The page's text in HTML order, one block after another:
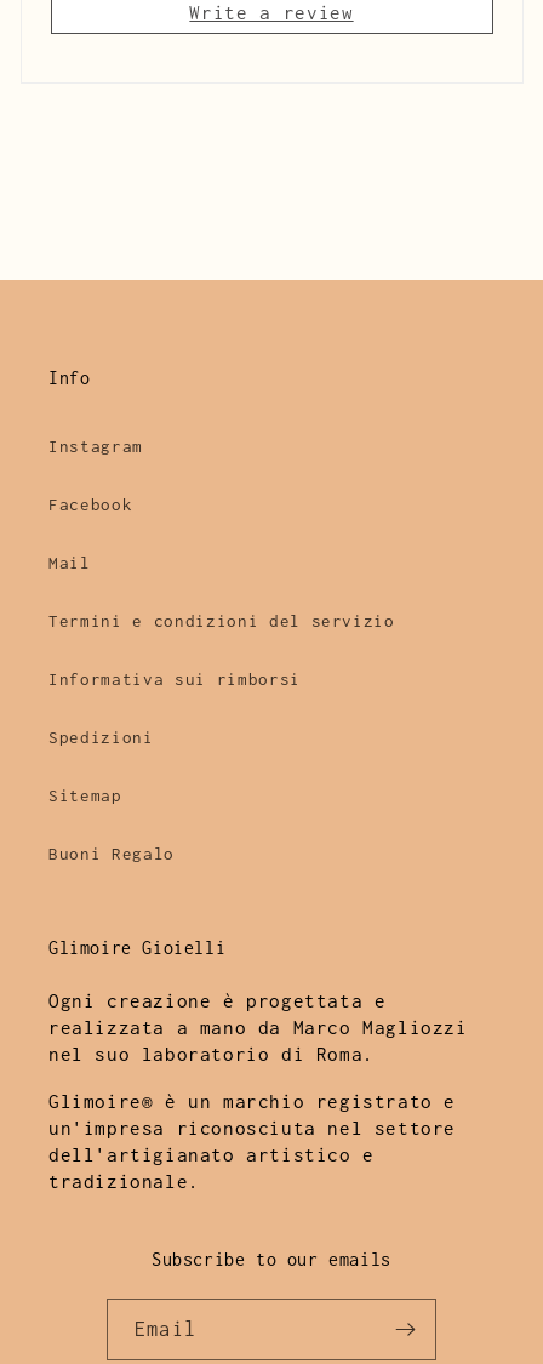
Write a review
Info
Instagram
Facebook
Mail
Termini e condizioni del servizio
Informativa sui rimborsi
Spedizioni
Sitemap
Buoni Regalo
Glimoire Gioielli
Ogni creazione è progettata e
realizzata a mano da Marco Magliozzi
nel suo laboratorio di Roma.
Glimoire® è un marchio registrato e
un'impresa riconosciuta nel settore
dell'artigianato artistico e
tradizionale.
Subscribe to our emails
Email